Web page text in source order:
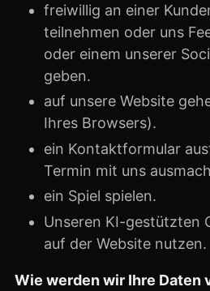
freiwillig an einer
teilnehmen oder uns
oder einem unserer
geben.
auf unsere Website
Ihres Browsers).
ein Kontaktformular
Termin mit uns
ein Spiel spielen.
Unseren KI-gestützten
auf der Website nutzen.
Wie werden wir Ihre Daten